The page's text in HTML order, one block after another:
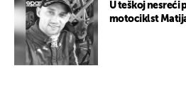
U teškoj nesreći
motociklst